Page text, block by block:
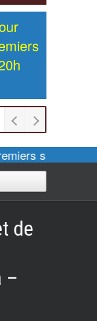
samedis
de
–